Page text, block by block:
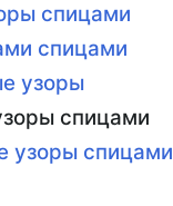
спицами
спицами
узоры
спицами
узоры спицами